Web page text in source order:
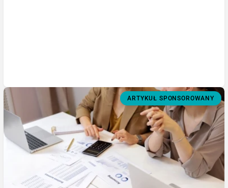
ARTYKUŁ SPONSOROWANY